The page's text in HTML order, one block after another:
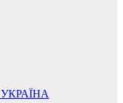
УКРАЇНА